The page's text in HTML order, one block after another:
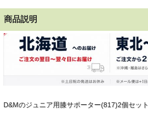
商品説明
D&Mのジュニア用膝サポーター(817)2個セット